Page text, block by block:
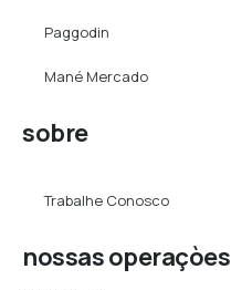
Paggodin
Mané Mercado
sobre
Trabalhe Conosco
nossas operaçòes